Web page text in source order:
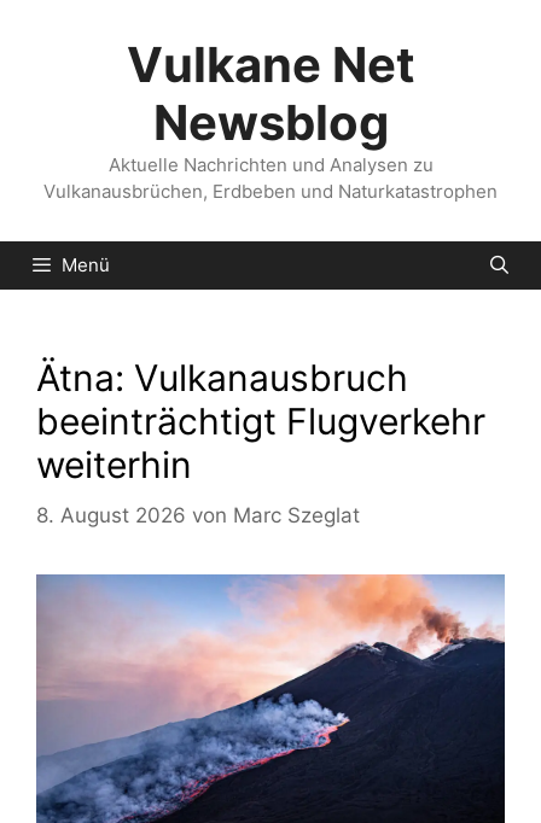
Vulkane Net
Newsblog
Aktuelle Nachrichten und Analysen zu
Vulkanausbrüchen, Erdbeben und Naturkatastrophen
Menü
Ätna: Vulkanausbruch
beeinträchtigt Flugverkehr
weiterhin
8. August 2026 von Marc Szeglat